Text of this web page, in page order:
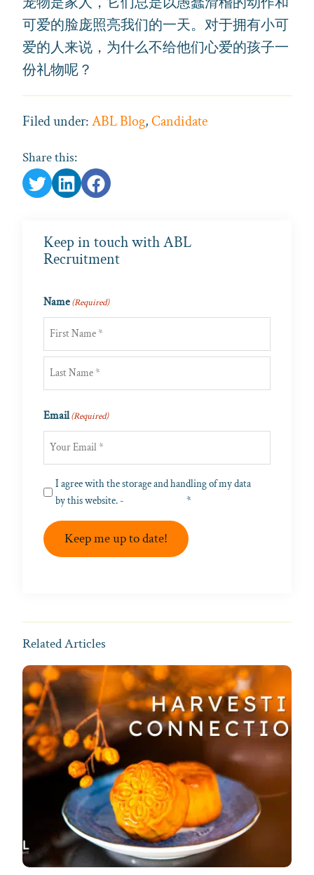
可爱的脸庞照亮我们的一天。对于拥有小可
爱的人来说，为什么不给他们心爱的孩子一
份礼物呢？
Filed under:ABL Blog,Candidate
Share this:
Keep in touch with ABL
Recruitment
Name(Required)
First
Email(Required)
Privacy(Required)
I agree with the storage and handling of my data
by this website. -
*
Keep me up to date!
Related Articles